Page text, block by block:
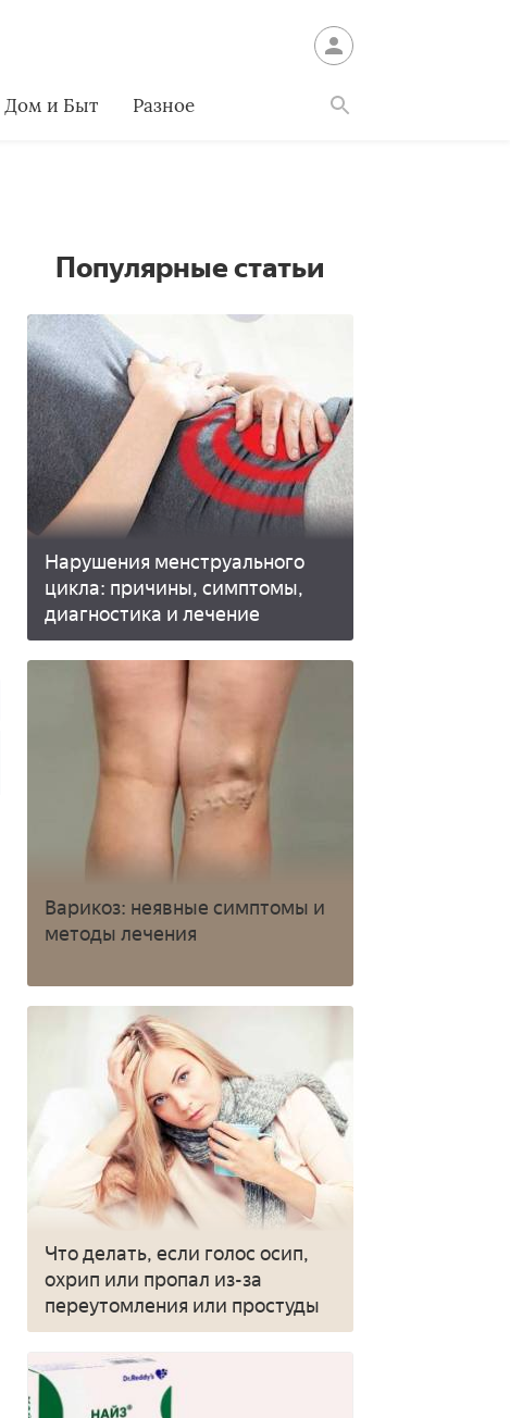
Дом и Быт Разное
Популярные статьи
Нарушения менструального
цикла: причины, симптомы,
диагностика и лечение
Варикоз: неявные симптомы и
методы лечения
Что делать, если голос осип,
охрип или пропал из-за
переутомления или простуды